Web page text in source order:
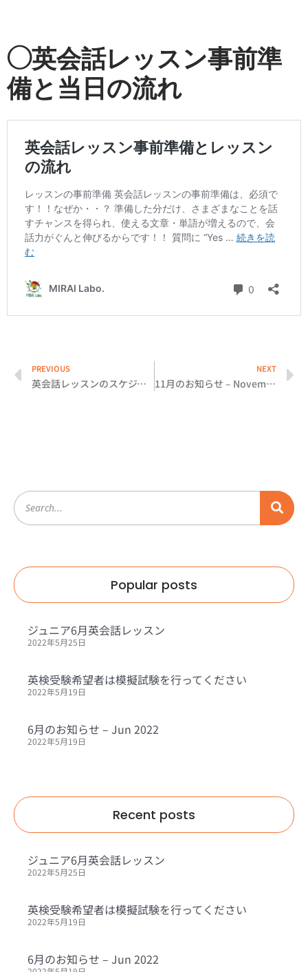
◯英会話レッスン事前準
備と当日の流れ
PREVIOUS
英会話レッスンのスケジュール予約・管理方法
NEXT
11月のお知らせ – November 2021
Popular posts
ジュニア6月英会話レッスン
2022年5月25日
英検受験希望者は模擬試験を行ってください
2022年5月19日
6月のお知らせ – Jun 2022
2022年5月19日
Recent posts
ジュニア6月英会話レッスン
2022年5月25日
英検受験希望者は模擬試験を行ってください
2022年5月19日
6月のお知らせ – Jun 2022